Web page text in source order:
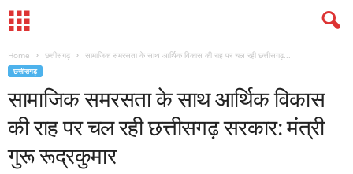
Home छत्तीसगढ़ सामाजिक समरसता के साथ आर्थिक विकास की राह पर चल रही छत्तीसगढ़...
छत्तीसगढ़
सामाजिक समरसता के साथ आर्थिक विकास
की राह पर चल रही छत्तीसगढ़ सरकार: मंत्री
गुरू रूद्रकुमार